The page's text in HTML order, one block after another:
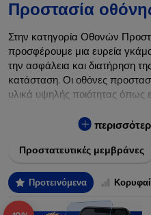
Προστασία
Στην κατηγορία Οθονών
προσφέρουμε μια ευρεία
την ασφάλεια και διατήρηση
κατάσταση. Οι οθόνες
υλικά υψηλής ποιότητας όπως
και πτώσεις. Επιπλέον, είναι
φωτεινότητα της οθόνης σας.
των προτύπων συσκευών,
απαράμιλλη εμπειρία χρήστη.
Προστατευτικές μεμβράνες
Προτεινόμενα